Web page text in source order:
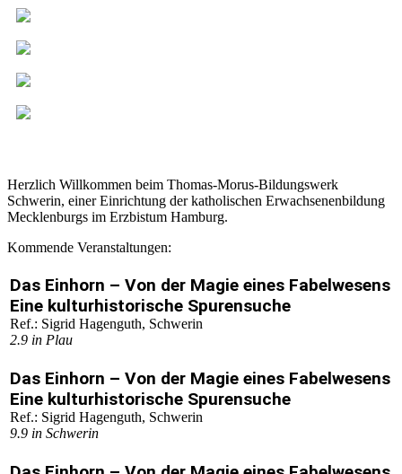
Herzlich Willkommen beim Thomas-Morus-Bildungswerk
Schwerin, einer Einrichtung der katholischen Erwachsenenbildung
Mecklenburgs im Erzbistum Hamburg.
Kommende Veranstaltungen:
Das Einhorn – Von der Magie eines Fabelwesens
Eine kulturhistorische Spurensuche
Ref.: Sigrid Hagenguth, Schwerin
2.9 in Plau
Das Einhorn – Von der Magie eines Fabelwesens
Eine kulturhistorische Spurensuche
Ref.: Sigrid Hagenguth, Schwerin
9.9 in Schwerin